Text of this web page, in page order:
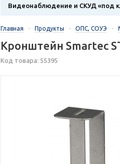
Видеонаблюдение и СКУД «под
Главная - Продукты - ОПС, СОУЭ -
Кронштейн Smartec
Код товара: 55395